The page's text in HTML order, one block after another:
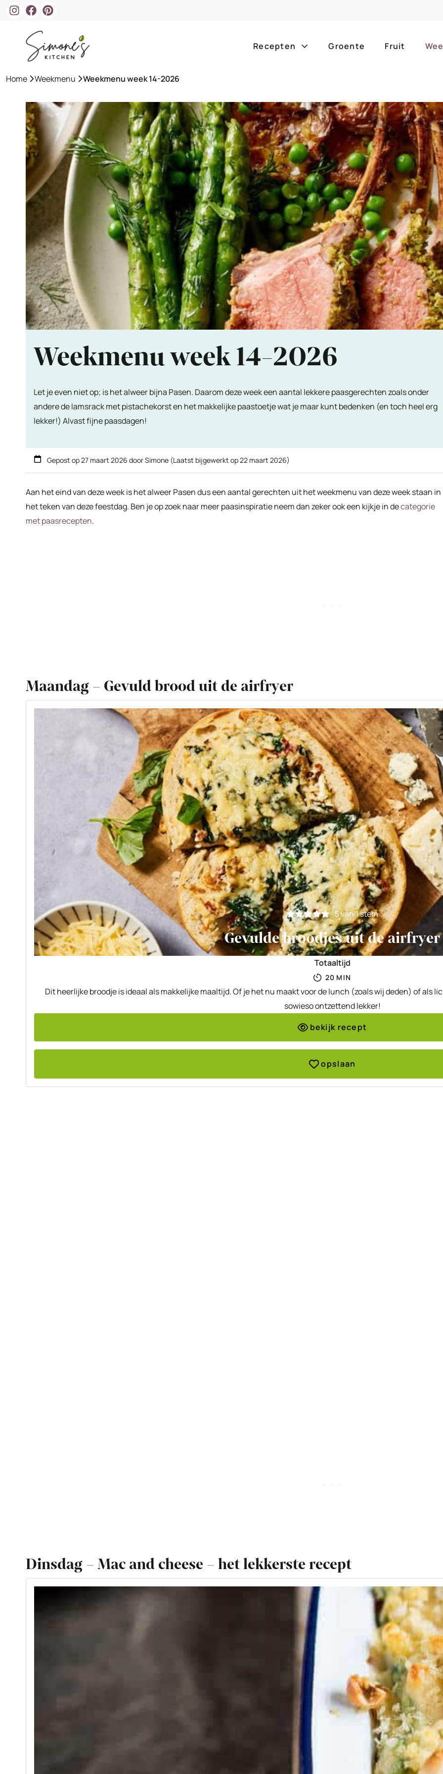
Recepten
ontbijt bijgerechten
lunch hoofdgerechten
borrelhapjes desserts
voorgerechten drankjes
alle
alle
zomer
slow
Groente Fruit
Home »Weekmenu »Weekmenu week 14-2026
Weekmenu week 14-2026
Let je even niet op; is het alweer bijna Pasen. Daarom deze week een aantal lekkere paasgerechten zoals onder
andere de lamsrack met pistachekorst en het makkelijke paastoetje wat je maar kunt bedenken (en toch heel erg
lekker!) Alvast fijne paasdagen!
Gepost op27 maart 2026 doorSimone (Laatst bijgewerkt op22 maart 2026)
Aan het eind van deze week is het alweer Pasen dus een aantal gerechten uit het weekmenu van deze week staan in
het teken van deze feestdag. Ben je op zoek naar meer paasinspiratie neem dan zeker ook een kijkje in decategorie
met paasrecepten.
Maandag – Gevuld brood uit de airfryer
5van 1 stem
Gevulde broodjes uit de airfryer
Totaaltijd
20 MINUTEN
MIN
Dit heerlijke broodje is ideaal als makkelijke maaltijd. Of je het nu maakt voor de lunch (zoals wij deden) of als
sowieso ontzettend lekker!
bekijk recept
opslaan
Dinsdag – Mac and cheese – het lekkerste recept